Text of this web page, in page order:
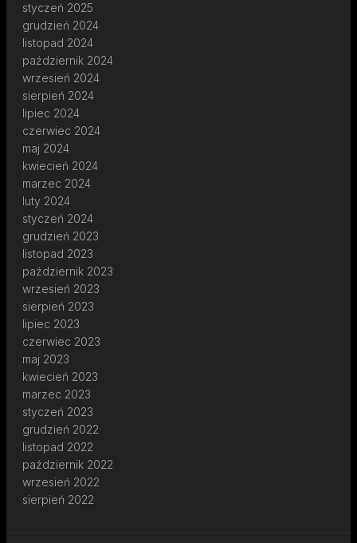
styczeń 2025
grudzień 2024
listopad 2024
październik 2024
wrzesień 2024
sierpień 2024
lipiec 2024
czerwiec 2024
maj 2024
kwiecień 2024
marzec 2024
luty 2024
styczeń 2024
grudzień 2023
listopad 2023
październik 2023
wrzesień 2023
sierpień 2023
lipiec 2023
czerwiec 2023
maj 2023
kwiecień 2023
marzec 2023
styczeń 2023
grudzień 2022
listopad 2022
październik 2022
wrzesień 2022
sierpień 2022